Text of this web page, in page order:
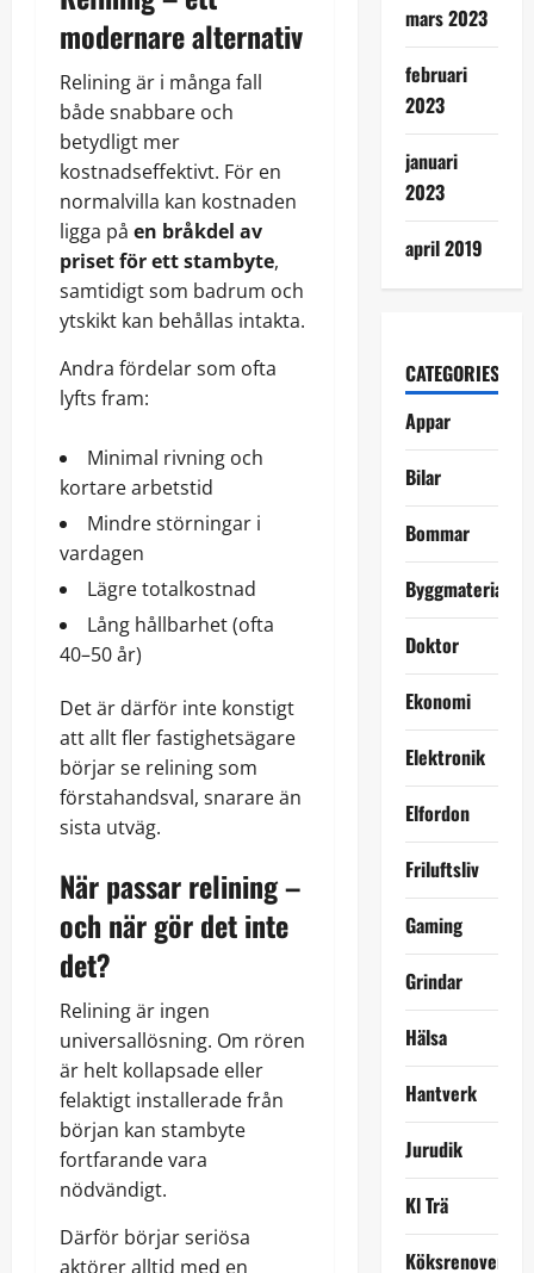
modernare alternativ
Relining är i många fall
både snabbare och
betydligt mer
kostnadseffektivt. För en
normalvilla kan kostnaden
ligga på en bråkdel av
priset för ett stambyte,
samtidigt som badrum och
ytskikt kan behållas intakta.
Andra fördelar som ofta
lyfts fram:
Minimal rivning och
kortare arbetstid
Mindre störningar i
vardagen
Lägre totalkostnad
Lång hållbarhet (ofta
40–50 år)
Det är därför inte konstigt
att allt fler fastighetsägare
börjar se relining som
förstahandsval, snarare än
sista utväg.
När passar relining –
och när gör det inte
det?
Relining är ingen
universallösning. Om rören
är helt kollapsade eller
felaktigt installerade från
början kan stambyte
fortfarande vara
nödvändigt.
Därför börjar seriösa
aktörer alltid med en
mars 2023
februari
2023
januari
2023
april 2019
CATEGORIES
Appar
Bilar
Bommar
Byggmaterial
Doktor
Ekonomi
Elektronik
Elfordon
Friluftsliv
Gaming
Grindar
Hälsa
Hantverk
Jurudik
Kl Trä
Köksrenovering